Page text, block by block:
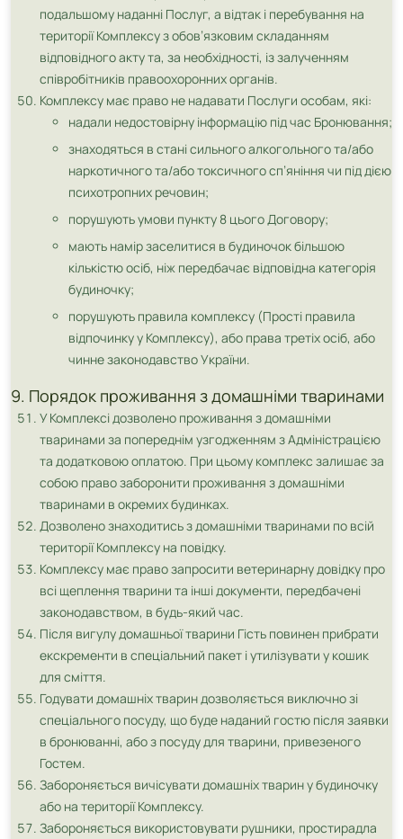
подальшому наданні Послуг, а відтак і перебування на
території Комплексу з обов’язковим складанням
відповідного акту та, за необхідності, із залученням
співробітників правоохоронних органів.
Комплексу має право не надавати Послуги особам, які:
надали недостовірну інформацію під час Бронювання;
знаходяться в стані сильного алкогольного та/або
наркотичного та/або токсичного сп’яніння чи під дією
психотропних речовин;
порушують умови пункту 8 цього Договору;
мають намір заселитися в будиночок більшою
кількістю осіб, ніж передбачає відповідна категорія
будиночку;
порушують правила комплексу (Прості правила
відпочинку у Комплексу), або права третіх осіб, або
чинне законодавство України.
9. Порядок проживання з домашніми тваринами
У Комплексі дозволено проживання з домашніми
тваринами за попереднім узгодженням з Адміністрацією
та додатковою оплатою. При цьому комплекс залишає за
собою право заборонити проживання з домашніми
тваринами в окремих будинках.
Дозволено знаходитись з домашніми тваринами по всій
території Комплексу на повідку.
Комплексу має право запросити ветеринарну довідку про
всі щеплення тварини та інші документи, передбачені
законодавством, в будь-який час.
Після вигулу домашньої тварини Гість повинен прибрати
екскременти в спеціальний пакет і утилізувати у кошик
для сміття.
Годувати домашніх тварин дозволяється виключно зі
спеціального посуду, що буде наданий гостю після заявки
в бронюванні, або з посуду для тварини, привезеного
Гостем.
Забороняється вичісувати домашніх тварин у будиночку
або на території Комплексу.
Забороняється використовувати рушники, простирадла